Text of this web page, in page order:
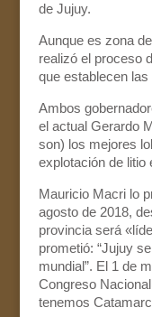
de Jujuy.
Aunque es zona
realizó el proceso
que establecen
Ambos
el actual Gerardo
son) los mejores
explotación de litio
Mauricio Macri lo
agosto de 2018,
provincia será
prometió: “Jujuy
mundial”. El 1 de
Congreso
tenemos